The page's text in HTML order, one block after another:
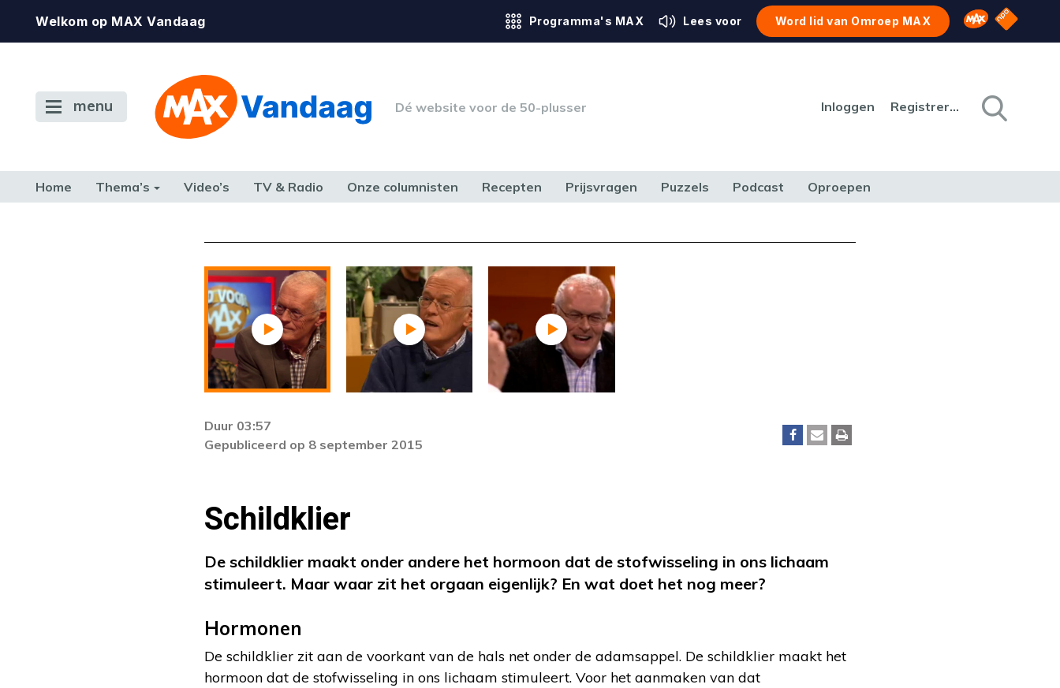
Welkom op MAX Vandaag Programma's MAX Lees voor Word lid van Omroep MAX Omroep MAX
NPO
menu Dé website voor de 50-plusser Inloggen Registreren
Home Thema’s Video’s TV & Radio Onze columnisten Recepten Prijsvragen Puzzels Podcast Oproepen
De gewenste stream is op dit moment niet
beschikbaar. Als het probleem zich blijft voordoen,
neem dan contact op met onze klantenservice.
Duur 03:57
Gepubliceerd op 8 september 2015
Schildklier
De schildklier maakt onder andere het hormoon dat de stofwisseling in ons lichaam
stimuleert. Maar waar zit het orgaan eigenlijk? En wat doet het nog meer?
Hormonen
De schildklier zit aan de voorkant van de hals net onder de adamsappel. De schildklier maakt het
hormoon dat de stofwisseling in ons lichaam stimuleert. Voor het aanmaken van dat